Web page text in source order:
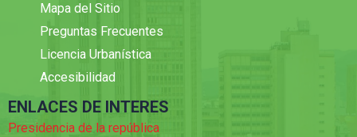
Mapa del Sitio
Preguntas Frecuentes
Licencia Urbanística
Accesibilidad
ENLACES DE INTERES
Presidencia de la república